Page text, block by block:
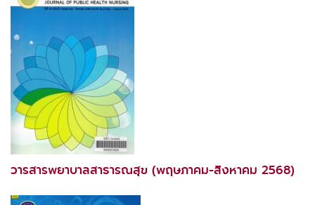
วารสารพยาบาลสาธารณสุข (พฤษภาคม-สิงหาคม 2568)